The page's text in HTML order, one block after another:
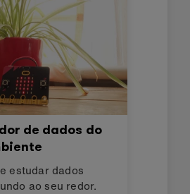
de dados do
estudar dados
ao seu redor.